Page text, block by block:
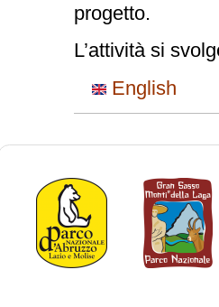
progetto.
L’attività si
English